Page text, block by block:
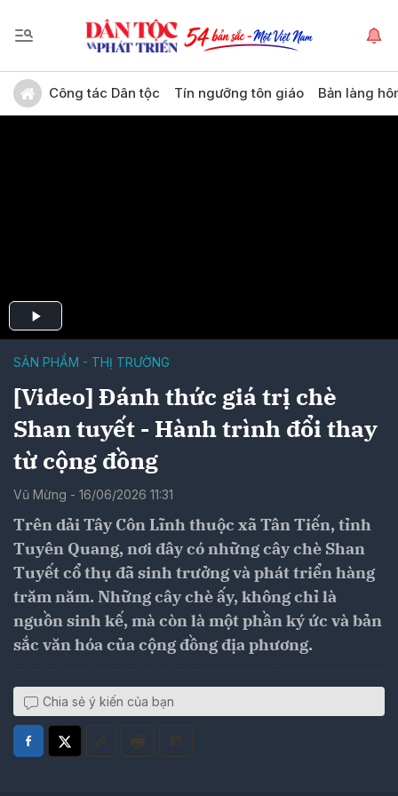
Công tác Dân tộc Tín ngưỡng tôn giáo Bản làng
SẢN PHẨM - THỊ TRƯỜNG
[Video] Đánh thức giá trị chè
Shan tuyết - Hành trình đổi thay
từ cộng đồng
Vũ Mừng - 16/06/2026 11:31
Trên dải Tây Côn Lĩnh thuộc xã Tân Tiến, tỉnh
Tuyên Quang, nơi đây có những cây chè Shan
Tuyết cổ thụ đã sinh trưởng và phát triển hàng
trăm năm. Những cây chè ấy, không chỉ là
nguồn sinh kế, mà còn là một phần ký ức và bản
sắc văn hóa của cộng đồng địa phương.
Chia sẻ ý kiến của bạn